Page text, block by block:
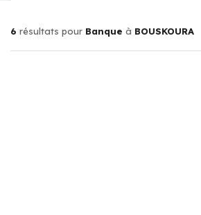
6 résultats pour Banque à BOUSKOURA